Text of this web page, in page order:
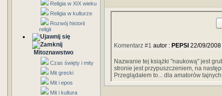
Religia w XIX wieku
Religia w kulturze
Rozwój historii
religii
Mitoznawstwo
Czas święty i mity
Mit grecki
Mit i epos
Mit i kultura
Komentarz #1 autor : PEPSI 22/09/
Nazwanie tej książki "naukową" jest
stronie jest przypuszczeniem, na
Przeglądałem to... dla amatorów